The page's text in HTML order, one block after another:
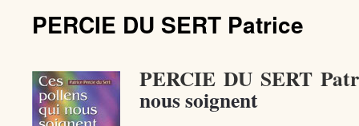
PERCIE DU SERT Patrice
PERCIE DU SERT
nous soignent